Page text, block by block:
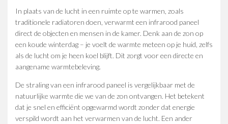
In plaats van de lucht in een ruimte op te warmen, zoals
traditionele radiatoren doen, verwarmt een infrarood paneel
direct de objecten en mensen in de kamer. Denk aan de zon op
een koude winterdag – je voelt de warmte meteen op je huid, zelfs
als de lucht om je heen koel blijft. Dit zorgt voor een directe en
aangename warmtebeleving.
De straling van een infrarood paneel is vergelijkbaar met de
natuurlijke warmte die we van de zon ontvangen. Het betekent
dat je snel en efficiënt opgewarmd wordt zonder dat energie
verspild wordt aan het verwarmen van de lucht. Een ander